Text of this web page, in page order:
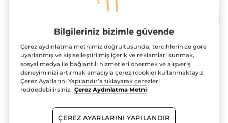
El Kremi- Nemlendirici Besleyici
Enerjik Frambuaz Nane - Vegan
30 ml
★★★★★
★★★★★
için
YORUM EKLE
3 AL 2 ÖDE!
Bilgileriniz bizimle güvende
Çerez aydınlatma metnimiz doğrultusunda, tercihlerinize göre
uyarlanmış ve kişiselleştirilmiş içerik ve reklamları sunmak,
sosyal medya ile bağlantılı hizmetleri önermek ve alışveriş
deneyiminizi artırmak amacıyla çerez (cookie) kullanmaktayız.
Çerez Ayarlarını Yapılandır’a tıklayarak çerezleri
reddedebilirsiniz. Çerez Aydınlatma Metni
ÇEREZ AYARLARINI YAPILANDIR